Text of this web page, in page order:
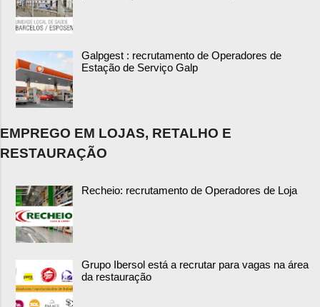
Galpgest : recrutamento de Operadores de
Estação de Serviço Galp
EMPREGO EM LOJAS, RETALHO E
RESTAURAÇÃO
Recheio: recrutamento de Operadores de Loja
Grupo Ibersol está a recrutar para vagas na área
da restauração